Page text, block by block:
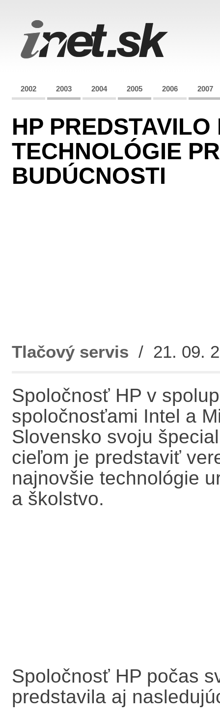
2002 2003 2004 2005 2006 2007
HP
TECHNOLÓGIE
BUDÚCNOSTI
Tlačový servis / 21. 09.
Spoločnosť HP v
spoločnosťami Intel a
Slovensko svoju
cieľom je predstaviť
najnovšie technológie
a školstvo.
Spoločnosť HP počas
predstavila aj